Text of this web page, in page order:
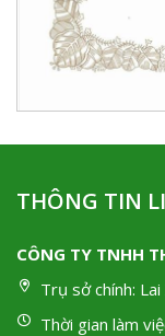
THÔNG TIN
CÔNG TY TNHH
Trụ sở chính:
Thời gian làm